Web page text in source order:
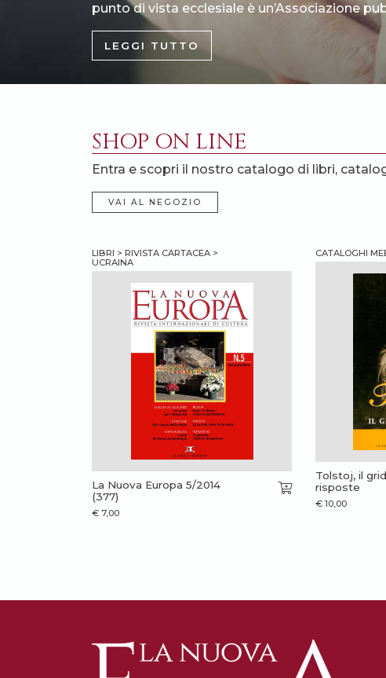
punto di vista ecclesiale è un’Associazione
LEGGI TUTTO
SHOP ON LINE
Entra e scopri il nostro catalogo di libri,
VAI AL NEGOZIO
LIBRI > RIVISTA CARTACEA >
UCRAINA
La Nuova Europa 5/2014
(377)
€ 7,00
CATALOGHI
Tolstoj, il
risposte
€ 10,00